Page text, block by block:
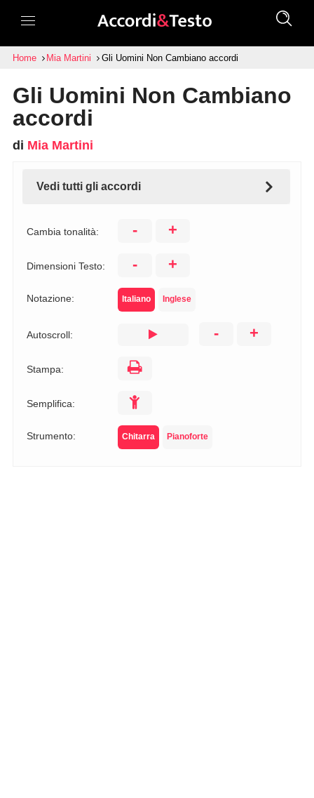
Home Mia Martini Gli Uomini Non Cambiano accordi
Gli Uomini Non Cambiano
accordi
di Mia Martini
Vedi tutti gli accordi
Cambia tonalità: - +
Dimensioni Testo: - +
Notazione: Italiano Inglese
Autoscroll: - +
Stampa:
Semplifica:
Strumento: Chitarra Pianoforte